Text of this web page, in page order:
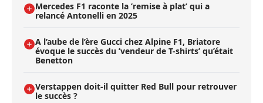
Mercedes F1 raconte la ’remise à plat’ qui a
relancé Antonelli en 2025
A l’aube de l’ère Gucci chez Alpine F1, Briatore
évoque le succès du ’vendeur de T-shirts’ qu’était
Benetton
Verstappen doit-il quitter Red Bull pour retrouver
le succès ?